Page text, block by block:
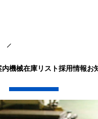
内機械在庫リスト採用情報お